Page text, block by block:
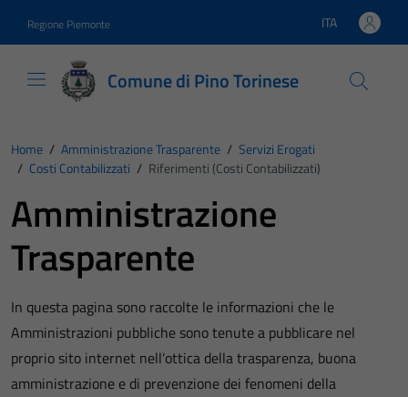
Regione Piemonte Lingua attiva:
ITA
Comune di Pino Torinese
Home / Amministrazione Trasparente / Servizi Erogati
/ Costi Contabilizzati / Riferimenti (Costi Contabilizzati)
Amministrazione
Trasparente
In questa pagina sono raccolte le informazioni che le
Amministrazioni pubbliche sono tenute a pubblicare nel
proprio sito internet nell’ottica della trasparenza, buona
amministrazione e di prevenzione dei fenomeni della